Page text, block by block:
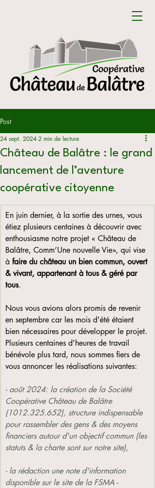
Post
Château de Balâtre : le grand
lancement de l’aventure
coopérative citoyenne
24 sept. 2024 2 min de lecture
En juin dernier, à la sortie des urnes, vous
étiez plusieurs centaines à découvrir avec
enthousiasme notre projet « Château de
Balâtre, Comm’Une nouvelle Vie», qui vise
à faire du château un bien commun, ouvert
& vivant, appartenant à tous & géré par
tous.
Nous vous avions alors promis de revenir
en septembre car les mois d'été étaient
bien nécessaires pour développer le projet.
Plusieurs centaines d'heures de travail
bénévole plus tard, nous sommes fiers de
vous annoncer les réalisations suivantes:
- août 2024: la création de la Société
Coopérative Château de Balâtre
(1012.325.652), structure indispensable
pour rassembler des gens & des moyens
financiers autour d'un objectif commun (les
statuts & la charte sont sur notre site),
- la rédaction une note d'information
disponible sur le site de la FSMA -